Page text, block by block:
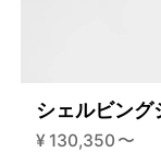
シェルビング
¥ 130,350 〜